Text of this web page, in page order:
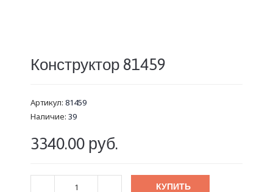
Конструктор 81459
Артикул: 81459
Наличие: 39
3340.00 руб.
КУПИТЬ